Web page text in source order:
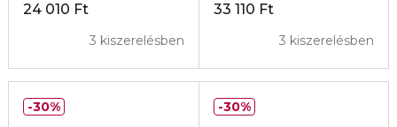
24 010 Ft
3 kiszerelésben
33 110 Ft
3 kiszerelésben
30% 30%